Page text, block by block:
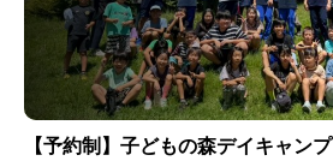
【予約制】子どもの森デイキャンプ